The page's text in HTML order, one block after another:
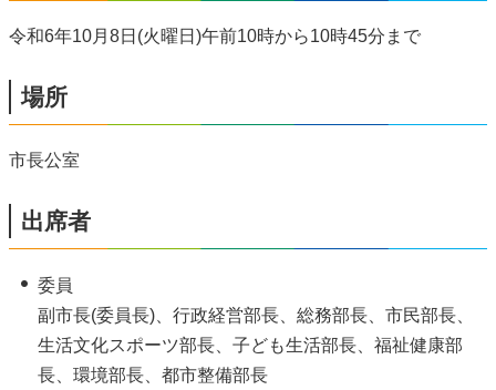
令和6年10月8日(火曜日)午前10時から10時45分まで
場所
市長公室
出席者
委員
副市長(委員長)、行政経営部長、総務部長、市民部長、
生活文化スポーツ部長、子ども生活部長、福祉健康部
長、環境部長、都市整備部長